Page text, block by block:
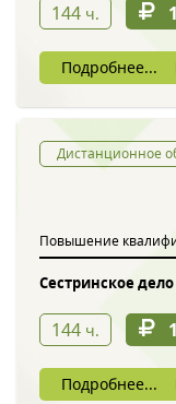
144 ч.
Подробнее...
Дистанционное
Повышение
Сестринское
144 ч.
Подробнее...